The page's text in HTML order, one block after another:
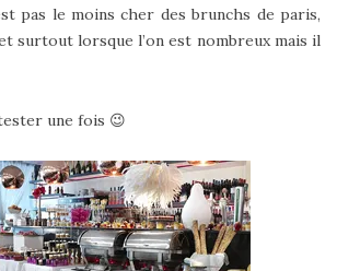
pas le moins cher des brunchs de paris,
surtout lorsque l’on est nombreux mais il
une fois 😉